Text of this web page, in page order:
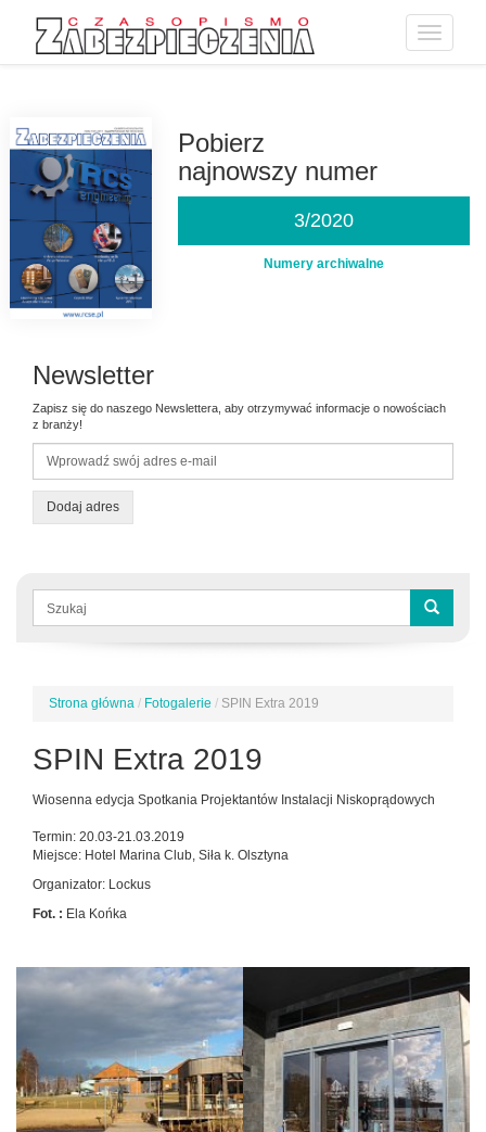
Toggle
Pobierz
najnowszy numer
3/2020
Numery archiwalne
Newsletter
Zapisz się do naszego Newslettera, aby otrzymywać informacje o nowościach
z branży!
Dodaj adres
Formularz
wyszukiwania
Jesteś
Strona główna / Fotogalerie / SPIN Extra 2019
SPIN Extra 2019
Wiosenna edycja Spotkania Projektantów Instalacji Niskoprądowych
Termin: 20.03-21.03.2019
Miejsce: Hotel Marina Club, Siła k. Olsztyna
Organizator: Lockus
Fot. : Ela Końka